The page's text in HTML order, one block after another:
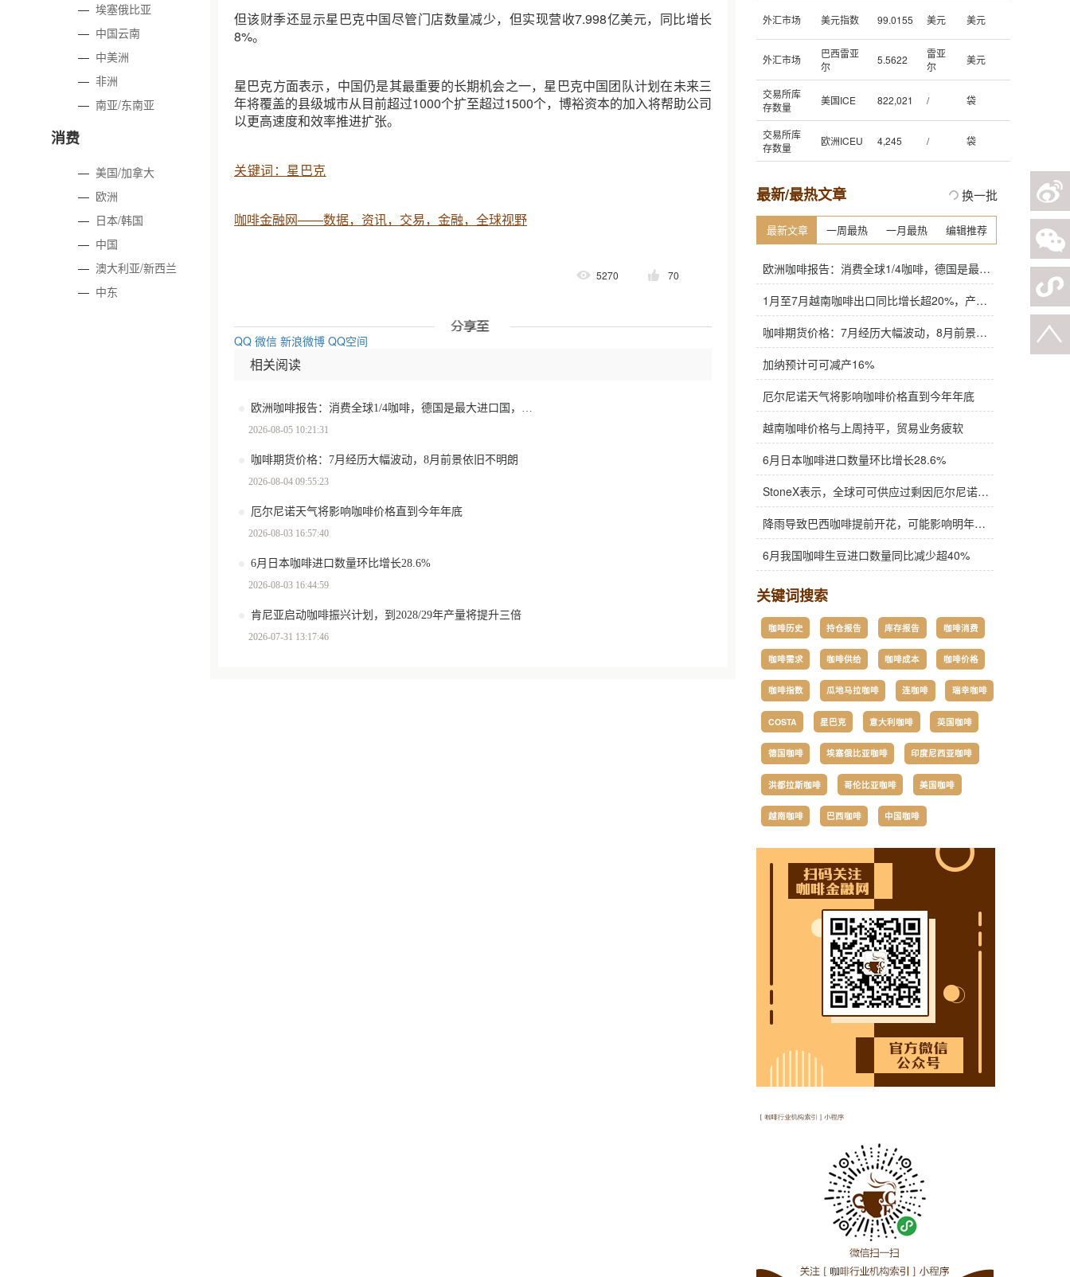
—埃塞俄比亚
— 中国云南
— 中美洲
—非洲
—南亚/东南亚
消费
—美国/加拿大
— 欧洲
— 日本/韩国
— 中国
— 澳大利亚/新西兰
— 中东
但该财季还显示星巴克中国尽管门店数量减少，但实现营收7.998亿美元，同比增长
8%。
星巴克方面表示，中国仍是其最重要的长期机会之一，星巴克中国团队计划在未来三
年将覆盖的县级城市从目前超过1000个扩至超过1500个，博裕资本的加入将帮助公司
以更高速度和效率推进扩张。
关键词：星巴克
咖啡金融网——数据，资讯，交易，金融，全球视野
5270 70
QQ 微信 新浪微博 QQ空间
相关阅读
2026-08-05 10:21:31
咖啡期货价格：7月经历大幅波动，8月前景依旧不明朗
2026-08-04 09:55:23
厄尔尼诺天气将影响咖啡价格直到今年年底
2026-08-03 16:57:40
6月日本咖啡进口数量环比增长28.6%
2026-08-03 16:44:59
肯尼亚启动咖啡振兴计划，到2028/29年产量将提升三倍
2026-07-31 13:17:46
外汇市场 美元指数 99.0155 美元 美元
外汇市场
巴西雷亚
尔
5.5622
雷亚
尔
美元
交易所库
存数量
美国ICE 822,021 / 袋
交易所库
存数量
欧洲ICEU 4,245 / 袋
最新/最热文章 换一批
最新文章 一周最热 一月最热 编辑推荐
欧洲咖啡报告：消费全球1/4咖啡，德国是最大进口国，意大利在烘焙咖啡生产中领先
1月至7月越南咖啡出口同比增长超20%，产量也将是过去四年来最高
咖啡期货价格：7月经历大幅波动，8月前景依旧不明朗
加纳预计可可减产16%
厄尔尼诺天气将影响咖啡价格直到今年年底
越南咖啡价格与上周持平，贸易业务疲软
6月日本咖啡进口数量环比增长28.6%
StoneX表示，全球可可供应过剩因厄尔尼诺而萎缩
降雨导致巴西咖啡提前开花，可能影响明年产量，造成近期价格波动极不稳定
6月我国咖啡生豆进口数量同比减少超40%
关键词搜索
咖啡历史 持仓报告 库存报告 咖啡消费
咖啡需求 咖啡供给 咖啡成本 咖啡价格
咖啡指数 瓜地马拉咖啡 连咖啡 瑞幸咖啡
COSTA 星巴克 意大利咖啡 英国咖啡
德国咖啡 埃塞俄比亚咖啡 印度尼西亚咖啡
洪都拉斯咖啡 哥伦比亚咖啡 美国咖啡
越南咖啡 巴西咖啡 中国咖啡